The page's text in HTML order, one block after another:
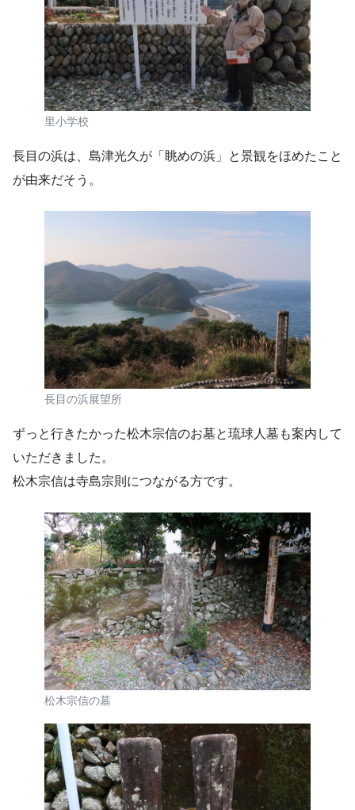
里小学校
長目の浜は、島津光久が「眺めの浜」と景観をほめたこと
が由来だそう。
長目の浜展望所
ずっと行きたかった松木宗信のお墓と琉球人墓も案内して
いただきました。
松木宗信は寺島宗則につながる方です。
松木宗信の墓